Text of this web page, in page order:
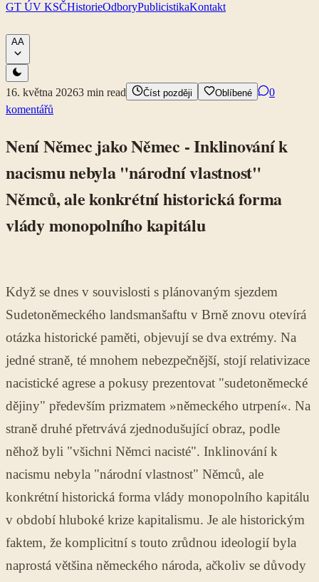
GT ÚV KSČHistorieOdboryPublicistikaKontakt
AA
16. května 20263 min read Číst později Oblíbené
0
komentářů
Není Němec jako Němec - Inklinování k
nacismu nebyla "národní vlastnost"
Němců, ale konkrétní historická forma
vlády monopolního kapitálu
Když se dnes v souvislosti s plánovaným sjezdem
Sudetoněmeckého landsmanšaftu v Brně znovu otevírá
otázka historické paměti, objevují se dva extrémy. Na
jedné straně, té mnohem nebezpečnější, stojí relativizace
nacistické agrese a pokusy prezentovat "sudetoněmecké
dějiny" především prizmatem »německého utrpení«. Na
straně druhé přetrvává zjednodušující obraz, podle
něhož byli "všichni Němci nacisté". Inklinování k
nacismu nebyla "národní vlastnost" Němců, ale
konkrétní historická forma vlády monopolního kapitálu
v období hluboké krize kapitalismu. Je ale historickým
faktem, že komplicitní s touto zrůdnou ideologií byla
naprostá většina německého národa, ačkoliv se důvody